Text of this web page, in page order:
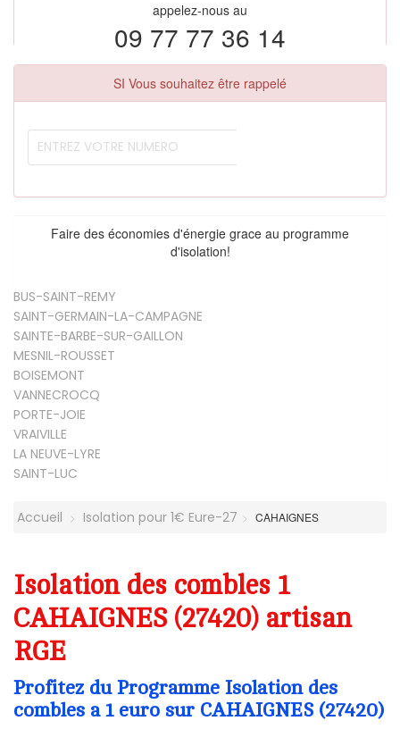
appelez-nous au
09 77 77 36 14
SI Vous souhaitez être rappelé
Faire des économies d'énergie grace au programme
d'isolation!
BUS-SAINT-REMY
SAINT-GERMAIN-LA-CAMPAGNE
SAINTE-BARBE-SUR-GAILLON
MESNIL-ROUSSET
BOISEMONT
VANNECROCQ
PORTE-JOIE
VRAIVILLE
LA NEUVE-LYRE
SAINT-LUC
Accueil Isolation pour 1€ Eure-27 CAHAIGNES
Isolation des combles 1
CAHAIGNES (27420) artisan
RGE
Profitez du Programme Isolation des
combles a 1 euro sur CAHAIGNES (27420)